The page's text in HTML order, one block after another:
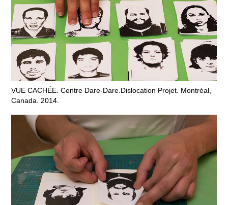
VUE CACHÉE. Centre Dare-Dare.Dislocation Projet. Montréal,
Canada. 2014.